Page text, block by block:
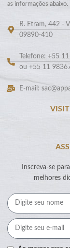
as informações abaixo.
R. Etram, 442 -
09890-410
Telefone: +55
ou +55 11
E-mail:
Inscreva-se
melhores